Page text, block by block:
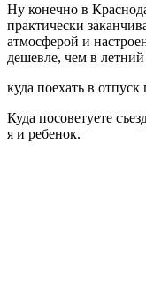
Ну конечно в
практически
атмосферой и
дешевле, чем в летний
куда поехать в
Куда посоветуете
я и ребенок.